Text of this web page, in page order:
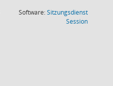
Software:Sitzungsdienst
Session(Wird in